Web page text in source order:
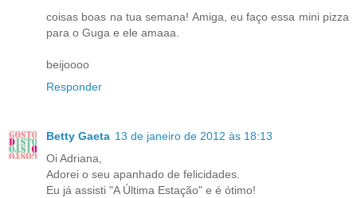
coisas boas na tua semana! Amiga, eu faço essa mini pizza
para o Guga e ele amaaa.
beijoooo
Responder
Betty Gaeta 13 de janeiro de 2012 às 18:13
Oi Adriana,
Adorei o seu apanhado de felicidades.
Eu já assisti "A Última Estação" e é ótimo!